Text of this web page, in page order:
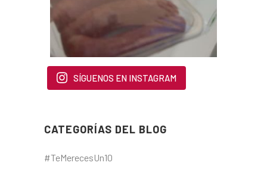
SÍGUENOS EN INSTAGRAM
CATEGORÍAS DEL BLOG
#TeMerecesUn10